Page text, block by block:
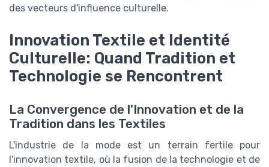
des vecteurs d'influence culturelle.
Innovation Textile et Identité
Culturelle: Quand Tradition et
Technologie se Rencontrent
La Convergence de l'Innovation et de la
Tradition dans les Textiles
L'industrie de la mode est un terrain fertile pour
l'innovation textile, où la fusion de la technologie et de